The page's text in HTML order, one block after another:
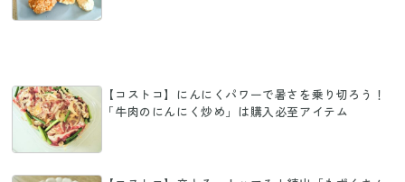
【コストコ】にんにくパワーで暑さを乗り切ろう！
「牛肉のにんにく炒め」は購入必至アイテム